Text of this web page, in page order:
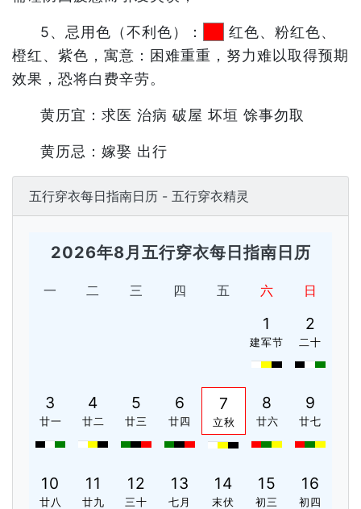
5、忌用色（不利色）：
红色、粉红色、
橙红、紫色，寓意：困难重重，努力难以取得预期
效果，恐将白费辛劳。
黄历宜：求医 治病 破屋 坏垣 馀事勿取
黄历忌：嫁娶 出行
五行穿衣每日指南日历 - 五行穿衣精灵
2026年8月五行穿衣每日指南日历
一 二 三 四 五 六 日
1
建军节
2
二十
3
廿一
4
廿二
5
廿三
6
廿四
7
立秋
8
廿六
9
廿七
10
廿八
11
廿九
12
三十
13
七月
14
末伏
15
初三
16
初四